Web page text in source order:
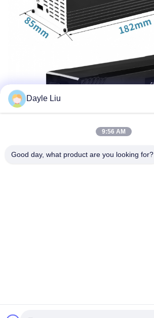
Dayle Liu
9:56 AM
Good day, what product are you looking for?